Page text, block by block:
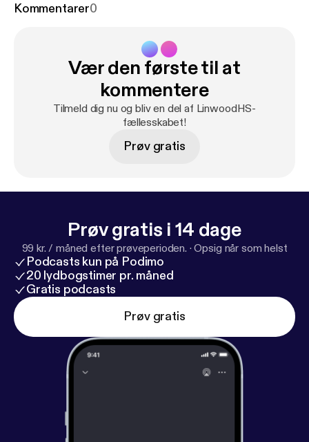
Kommentarer0
Vær den første til at
kommentere
Tilmeld dig nu og bliv en del af LinwoodHS-
fællesskabet!
Prøv gratis
Prøv gratis i 14 dage
99 kr. / måned efter prøveperioden. ·Opsig når som helst
Podcasts kun på Podimo
20 lydbogstimer pr. måned
Gratis podcasts
Prøv gratis